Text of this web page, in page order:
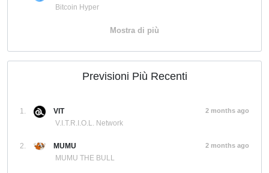
Bitcoin Hyper
Mostra di più
Previsioni Più Recenti
1.
VIT
V.I.T.R.I.O.L. Network
2 months ago
2.
MUMU
MUMU THE BULL
2 months ago